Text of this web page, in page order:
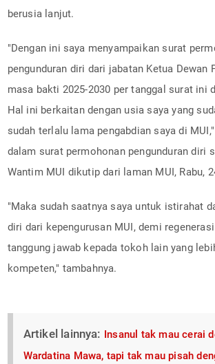
berusia lanjut.
"Dengan ini saya menyampaikan surat
pengunduran diri dari jabatan Ketua Dewan
masa bakti 2025-2030 per tanggal surat ini
Hal ini berkaitan dengan usia saya yang
sudah terlalu lama pengabdian saya di
dalam surat permohonan pengunduran diri
Wantim MUI dikutip dari laman MUI, Rabu,
"Maka sudah saatnya saya untuk istirahat
diri dari kepengurusan MUI, demi
tanggung jawab kepada tokoh lain yang
kompeten," tambahnya.
Artikel lainnya: Insanul tak mau cerai
Wardatina Mawa, tapi tak mau pisah